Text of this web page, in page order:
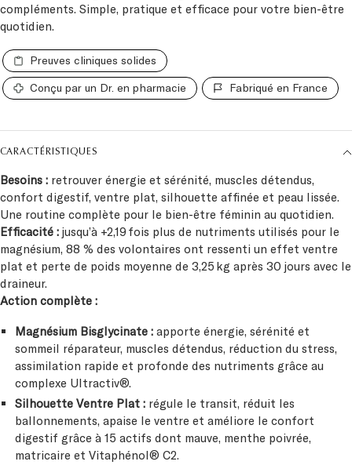
compléments. Simple, pratique et efficace pour votre bien-être
quotidien.
Preuves cliniques solides
Conçu par un Dr. en pharmacie
Fabriqué en France
CARACTÉRISTIQUES
Besoins : retrouver énergie et sérénité, muscles détendus,
confort digestif, ventre plat, silhouette affinée et peau lissée.
Une routine complète pour le bien-être féminin au quotidien.
Efficacité : jusqu’à +2,19 fois plus de nutriments utilisés pour le
magnésium, 88 % des volontaires ont ressenti un effet ventre
plat et perte de poids moyenne de 3,25 kg après 30 jours avec le
draineur.
Action complète :
Magnésium Bisglycinate :apporte énergie, sérénité et
sommeil réparateur, muscles détendus, réduction du stress,
assimilation rapide et profonde des nutriments grâce au
complexe Ultractiv®.
Silhouette Ventre Plat :régule le transit, réduit les
ballonnements, apaise le ventre et améliore le confort
digestif grâce à 15 actifs dont mauve, menthe poivrée,
matricaire et Vitaphénol® C2.